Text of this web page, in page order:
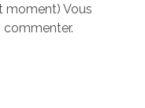
moment) Vous